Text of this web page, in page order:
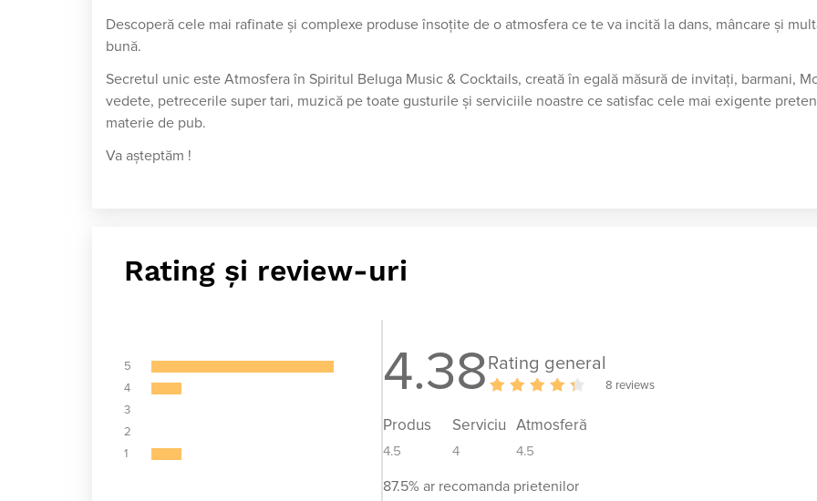
Descoperă cele mai rafinate şi complexe produse însoţite de o atmosfera ce te va incită la dans, mâncare şi
bună.
Secretul unic este Atmosfera în Spiritul Beluga Music & Cocktails, creată în egală măsură de invitaţi, barmani,
vedete, petrecerile super tari, muzică pe toate gusturile şi serviciile noastre ce satisfac cele mai exigente
materie de pub.
Va aşteptăm !
Rating și review-uri
5
4
3
2
1
4.38 Rating general
8 reviews
Produs
4.5
Serviciu
4
Atmosferă
4.5
87.5% ar recomanda prietenilor